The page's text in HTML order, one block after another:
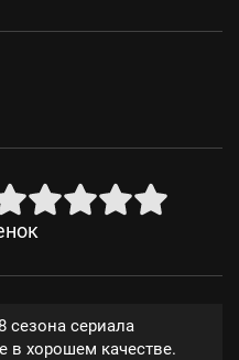
сезона сериала
в хорошем качестве.